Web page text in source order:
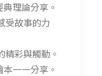
理論分享。
受故事的力
彩與觸動。
一一分享。